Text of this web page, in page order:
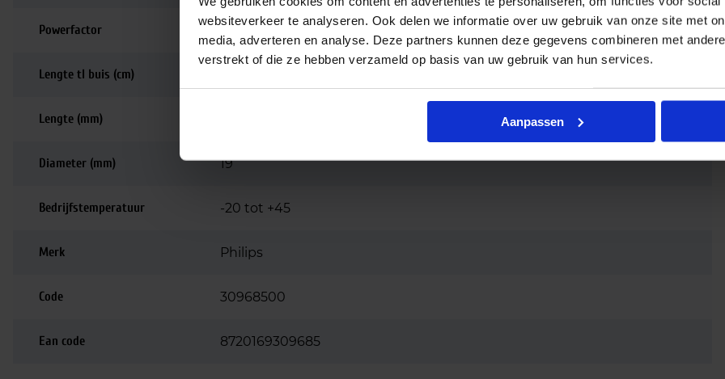
websiteverkeer te analyseren. Ook delen we informatie over uw gebruik van onze site met
media, adverteren en analyse. Deze partners kunnen deze gegevens combineren met
verstrekt of die ze hebben verzameld op basis van uw gebruik van hun services.
Aanpassen
Powerfactor 0, 9
Lengte tl buis (cm)
Lengte (mm)
Diameter (mm) 19
Bedrijfstemperatuur -20 tot +45
Merk Philips
Code 30968500
Ean code 8720169309685